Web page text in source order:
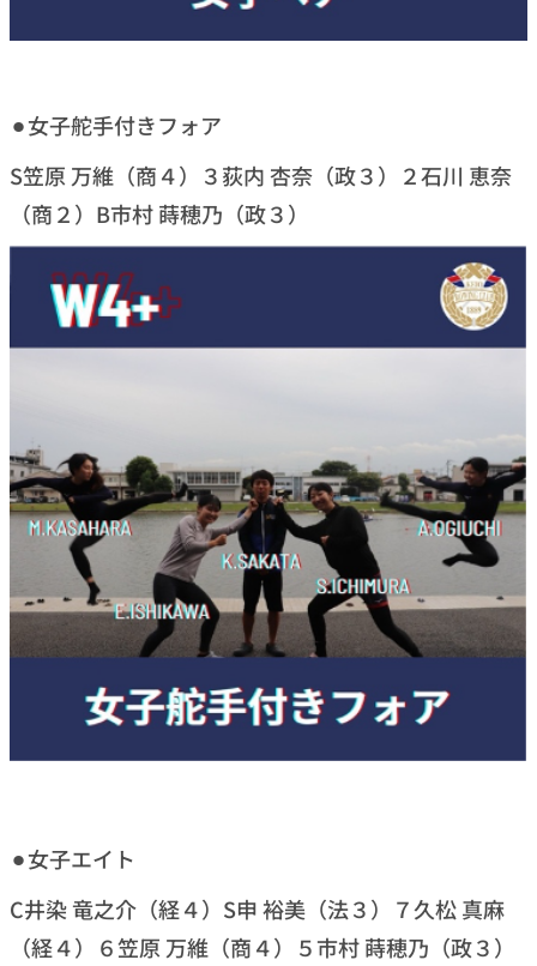
⚫︎女子舵手付きフォア
S笠原 万維（商４）３荻内 杏奈（政３）２石川 恵奈
（商２）B市村 蒔穂乃（政３）
⚫︎女子エイト
C井染 竜之介（経４）S申 裕美（法３）７久松 真麻
（経４）６笠原 万維（商４）５市村 蒔穂乃（政３）